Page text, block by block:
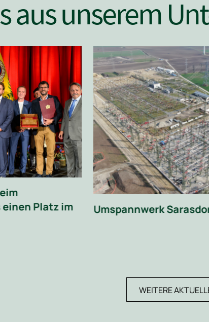
aus unserem
„Rastplatz der
WEITERE